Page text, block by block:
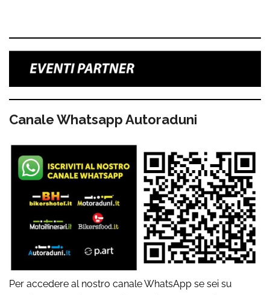
Canale Whatsapp Autoraduni
Per accedere al nostro canale WhatsApp se sei su